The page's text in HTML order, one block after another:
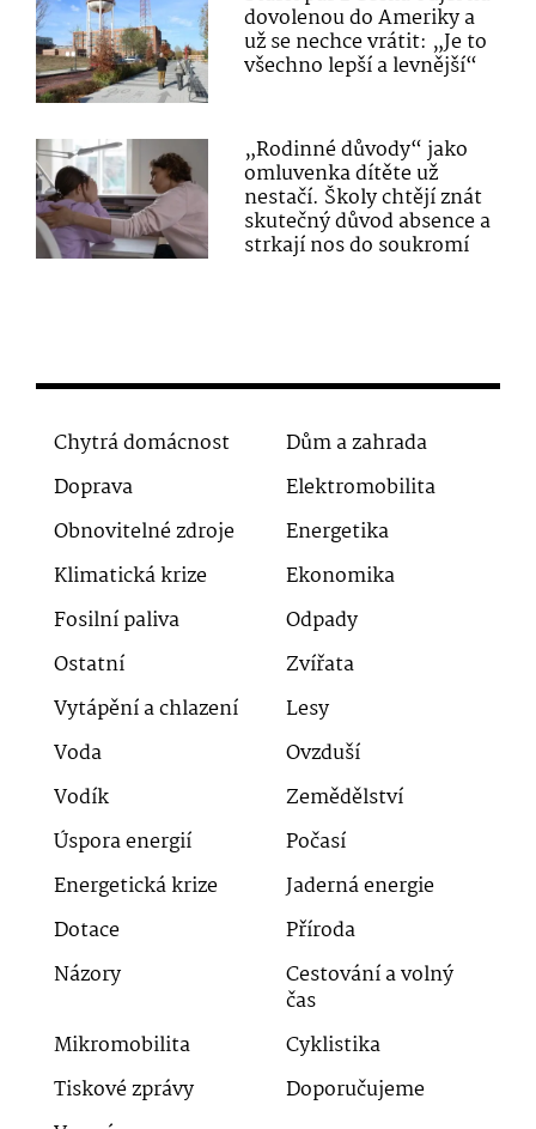
dovolenou do Ameriky a
už se nechce vrátit: „Je to
všechno lepší a levnější“
„Rodinné důvody“ jako
omluvenka dítěte už
nestačí. Školy chtějí znát
skutečný důvod absence a
strkají nos do soukromí
Chytrá domácnost
Dům a zahrada
Doprava
Elektromobilita
Obnovitelné zdroje
Energetika
Klimatická krize
Ekonomika
Fosilní paliva
Odpady
Ostatní
Zvířata
Vytápění a chlazení
Lesy
Voda
Ovzduší
Vodík
Zemědělství
Úspora energií
Počasí
Energetická krize
Jaderná energie
Dotace
Příroda
Názory
Cestování a volný
čas
Mikromobilita
Cyklistika
Tiskové zprávy
Doporučujeme